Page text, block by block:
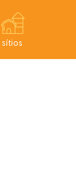
sítios